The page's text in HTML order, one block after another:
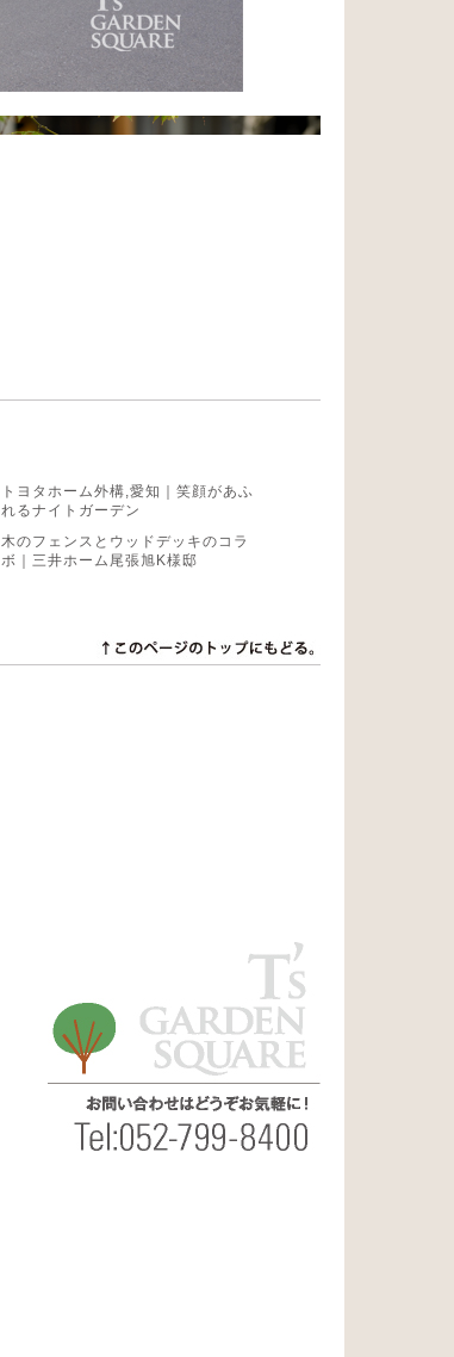
トヨタホーム外構,愛知｜笑顔があふ
れるナイトガーデン
木のフェンスとウッドデッキのコラ
ボ｜三井ホーム尾張旭K様邸